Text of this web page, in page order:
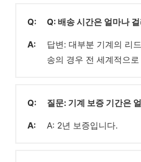
Q: Q: 배송 시간은 얼마나
A:
답변: 대부분 기계의 리
송의 경우 전 세계적으
Q: 질문: 기계 보증 기간은
A: A: 2년 보증입니다.